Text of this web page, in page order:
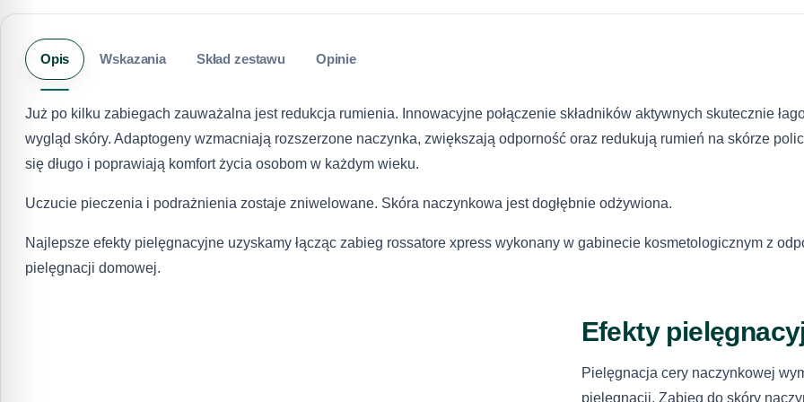
Dostawa do
Kurier DHL
Sprawdź
Wiadomość
616792520
Reklamację
Zwroty i
Opis Wskazania Skład zestawu Opinie
Już po kilku zabiegach zauważalna jest redukcja rumienia. Innowacyjne połączenie składników aktywnych skutecznie
wygląd skóry. Adaptogeny wzmacniają rozszerzone naczynka, zwiększają odporność oraz redukują rumień na skórze
się długo i poprawiają komfort życia osobom w każdym wieku.
Uczucie pieczenia i podrażnienia zostaje zniwelowane. Skóra naczynkowa jest dogłębnie odżywiona.
Najlepsze efekty pielęgnacyjne uzyskamy łącząc zabieg rossatore xpress wykonany w gabinecie kosmetologicznym z
pielęgnacji domowej.
Efekty
Pielęgnacja cery naczynkowej
pielęgnacji. Zabieg do skóry